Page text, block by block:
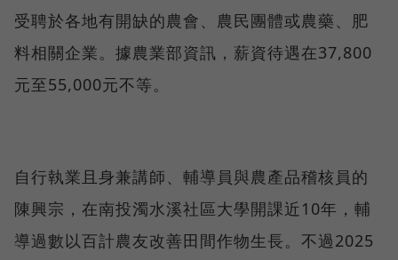
受聘於各地有開缺的農會、農民團體或農藥、肥
料相關企業。據農業部資訊，薪資待遇在37,800
元至55,000元不等。
自行執業且身兼講師、輔導員與農產品稽核員的
陳興宗，在南投濁水溪社區大學開課近10年，輔
導過數以百計農友改善田間作物生長。不過2025